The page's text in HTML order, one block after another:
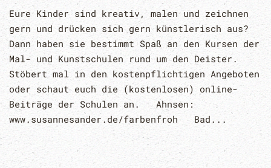
Eure Kinder sind kreativ, malen und zeichnen
gern und drücken sich gern künstlerisch aus?
Dann haben sie bestimmt Spaß an den Kursen der
Mal- und Kunstschulen rund um den Deister.
Stöbert mal in den kostenpflichtigen Angeboten
oder schaut euch die (kostenlosen) online-
Beiträge der Schulen an. Ahnsen:
www.susannesander.de/farbenfroh Bad...